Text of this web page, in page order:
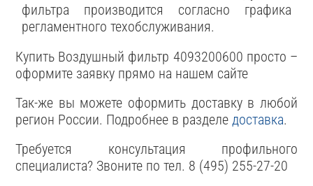
фильтра производится согласно графика
регламентного техобслуживания.
Купить Воздушный фильтр 4093200600 просто –
оформите заявку прямо на нашем сайте
Так-же вы можете оформить доставку в любой
регион России. Подробнее в разделедоставка.
Требуется консультация профильного
специалиста? Звоните по тел. 8 (495) 255-27-20